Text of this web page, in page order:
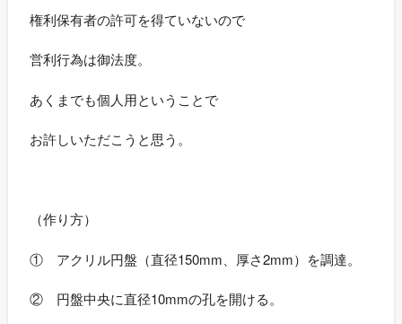
権利保有者の許可を得ていないので
営利行為は御法度。
あくまでも個人用ということで
お許しいただこうと思う。
（作り方）
① アクリル円盤（直径150mm、厚さ2mm）を調達。
② 円盤中央に直径10mmの孔を開ける。